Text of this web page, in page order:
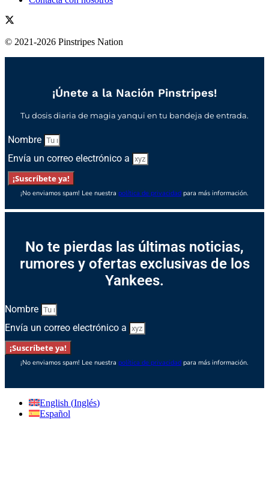
© 2021-2026 Pinstripes Nation
¡Únete a la Nación Pinstripes!
Tu dosis diaria de magia yanqui en tu bandeja de entrada.
Nombre
Envía un correo electrónico a
¡Suscríbete ya!
¡No enviamos spam! Lee nuestra política de privacidad para más información.
No te pierdas las últimas noticias,
rumores y ofertas exclusivas de los
Yankees.
Nombre
Envía un correo electrónico a
¡Suscríbete ya!
¡No enviamos spam! Lee nuestra política de privacidad para más información.
English (Inglés)
Español